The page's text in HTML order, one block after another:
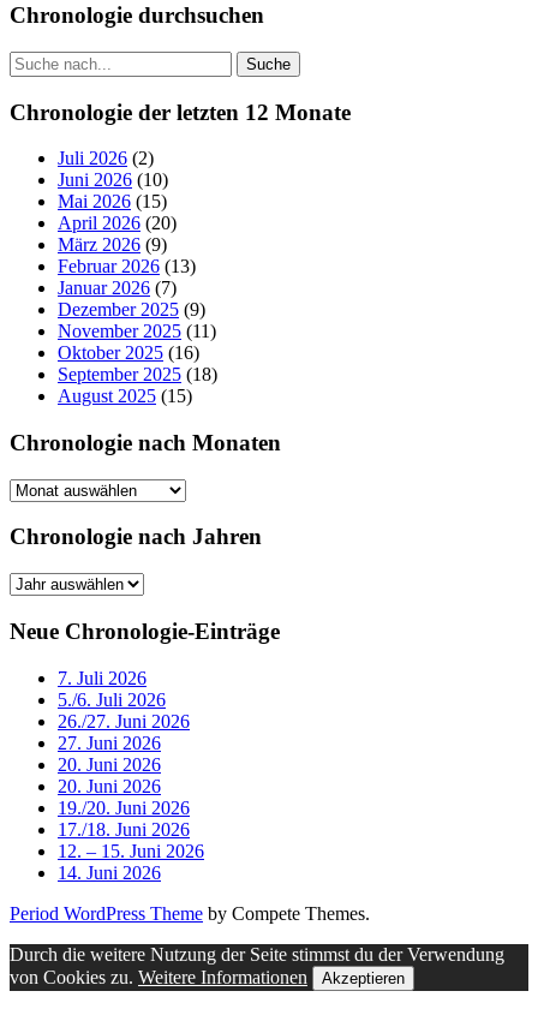
Seitenleiste
Chronologie durchsuchen
Suche
Chronologie der letzten 12 Monate
Juli 2026 (2)
Juni 2026 (10)
Mai 2026 (15)
April 2026 (20)
März 2026 (9)
Februar 2026 (13)
Januar 2026 (7)
Dezember 2025 (9)
November 2025 (11)
Oktober 2025 (16)
September 2025 (18)
August 2025 (15)
Chronologie nach Monaten
Chronologie
Monaten
Chronologie nach Jahren
Chronologie
Jahren
Neue Chronologie-Einträge
7. Juli 2026
5./6. Juli 2026
26./27. Juni 2026
27. Juni 2026
20. Juni 2026
20. Juni 2026
19./20. Juni 2026
17./18. Juni 2026
12. – 15. Juni 2026
14. Juni 2026
Period WordPress Theme by Compete Themes.
Durch die weitere Nutzung der Seite stimmst du der Verwendung
von Cookies zu. Weitere Informationen Akzeptieren